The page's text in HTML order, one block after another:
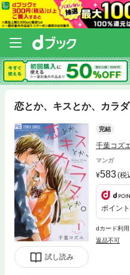
恋とか、キスとか、カラダ
試し読み
完結
千葉コズ
マンガ
583(税
ポイン
dカード利
返品不可